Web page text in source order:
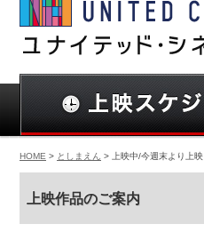
HOME > としまえん > 上映中/今週末より上映
上映作品のご案内